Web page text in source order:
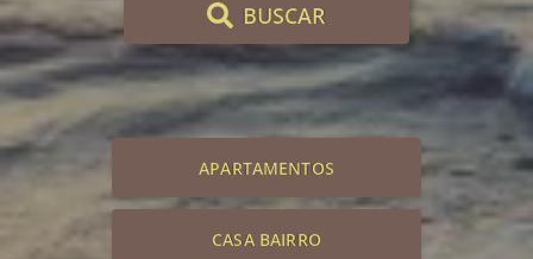
BUSCAR
APARTAMENTOS
CASA BAIRRO